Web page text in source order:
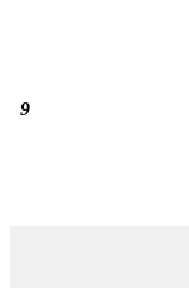
9